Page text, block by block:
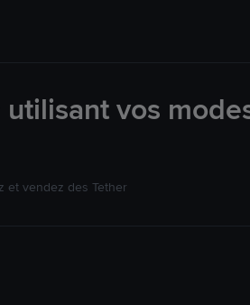
vos
et vendez des Tether